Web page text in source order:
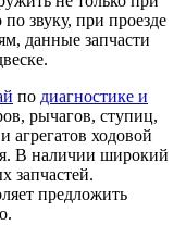
звуку, при проезде
данные запчасти
по диагностике и
рычагов, ступиц,
агрегатов ходовой
В наличии широкий
запчастей.
предложить